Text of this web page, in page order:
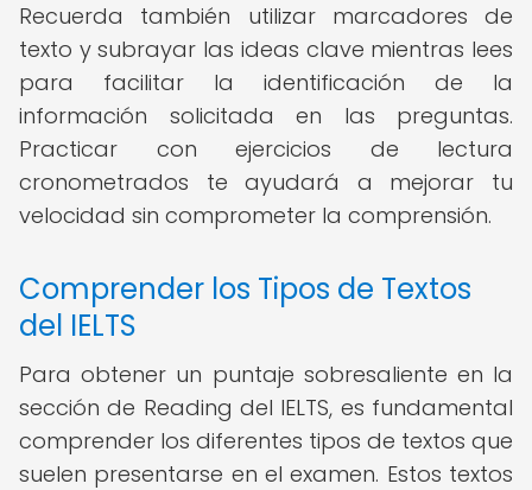
Recuerda también utilizar marcadores de
texto y subrayar las ideas clave mientras lees
para facilitar la identificación de la
información solicitada en las preguntas.
Practicar con ejercicios de lectura
cronometrados te ayudará a mejorar tu
velocidad sin comprometer la comprensión.
Comprender los Tipos de Textos
del IELTS
Para obtener un puntaje sobresaliente en la
sección de Reading del IELTS, es fundamental
comprender los diferentes tipos de textos que
suelen presentarse en el examen. Estos textos